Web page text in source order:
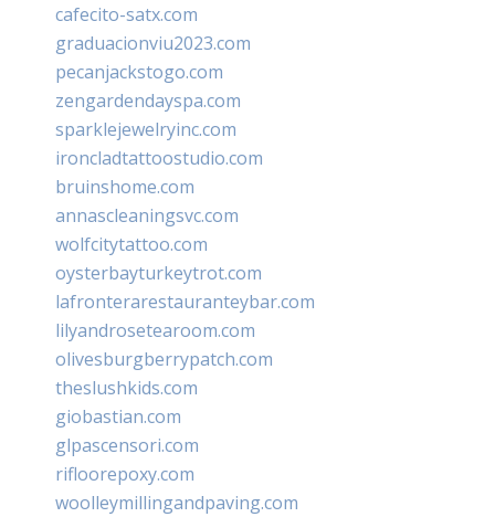
cafecito-satx.com
graduacionviu2023.com
pecanjackstogo.com
zengardendayspa.com
sparklejewelryinc.com
ironcladtattoostudio.com
bruinshome.com
annascleaningsvc.com
wolfcitytattoo.com
oysterbayturkeytrot.com
lafronterarestauranteybar.com
lilyandrosetearoom.com
olivesburgberrypatch.com
theslushkids.com
giobastian.com
glpascensori.com
rifloorepoxy.com
woolleymillingandpaving.com